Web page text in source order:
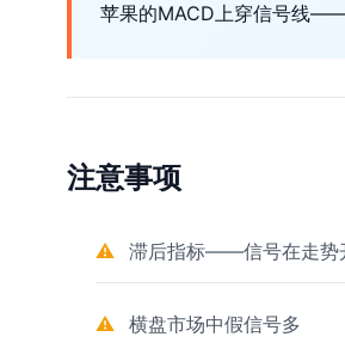
苹果的MACD上穿信号线——
注意事项
滞后指标——信号在走势
横盘市场中假信号多